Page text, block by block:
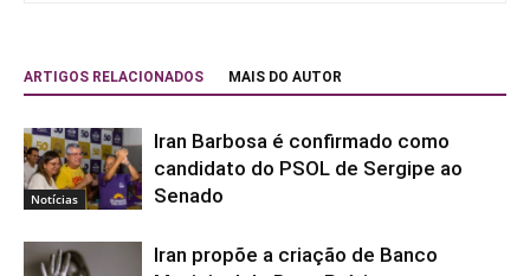
ARTIGOS RELACIONADOS MAIS DO AUTOR
Notícias
Iran Barbosa é confirmado como
candidato do PSOL de Sergipe ao
Senado
Iran propõe a criação de Banco